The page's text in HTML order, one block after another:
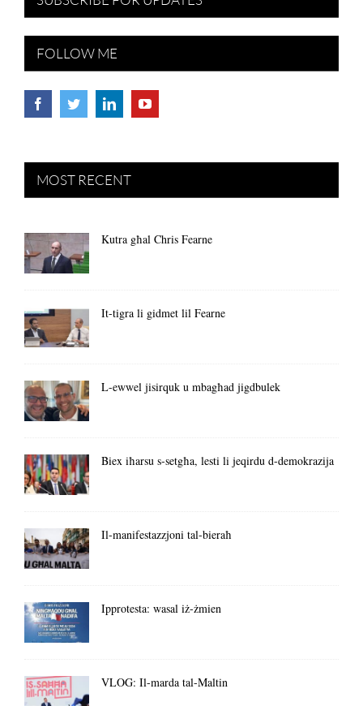
FOLLOW ME
MOST RECENT
Kutra għal Chris Fearne
It-tigra li gidmet lil Fearne
L-ewwel jisirquk u mbagħad jigdbulek
Biex iħarsu s-setgħa, lesti li jeqirdu d-demokrazija
Il-manifestazzjoni tal-bieraħ
Ipprotesta: wasal iż-żmien
VLOG: Il-marda tal-Maltin